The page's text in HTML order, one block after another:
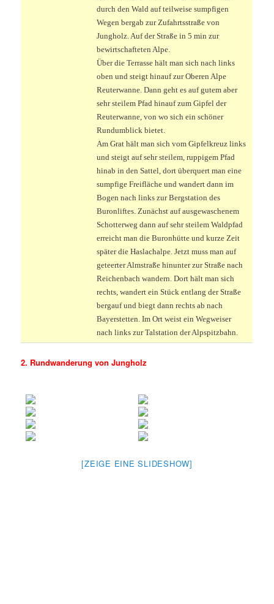
durch den Wald auf teilweise sumpfigen
Wegen bergab zur Zufahrtsstraße von
Jungholz. Auf der Straße in 5 min zur
bewirtschafteten Alpe.
Über die Terrasse hält man sich nach links
oben und steigt hinauf zur Oberen Alpe
Reuterwanne. Dann geht es auf gutem aber
sehr steilem Pfad hinauf zum Gipfel der
Reuterwanne, von wo sich ein schöner
Rundumblick bietet.
Am Grat hält man sich vom Gipfelkreuz links
und steigt auf sehr steilem, ruppigem Pfad
hinab in den Sattel, dort überquert man eine
sumpfige Freifläche und wandert dann im
Bogen nach links zur Bergstation des
Buronliftes. Zunächst auf ausgewaschenem
Schotterweg dann auf sehr steilem Waldpfad
erreicht man die Buronhütte und kurze Zeit
später die Haslachalpe. Jetzt muss man auf
geteerter Almstraße hinunter zur Straße nach
Reichenbach wandern. Dort hält man sich
rechts, wandert ein Stück entlang der Straße
bergauf und biegt dann rechts ab nach
Bayerstetten. Im Ort weist ein Wegweiser
nach links zur Talstation der Alpspitzbahn.
2. Rundwanderung von Jungholz
[ZEIGE EINE SLIDESHOW]